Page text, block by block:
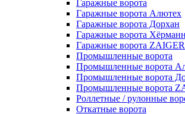
Гаражные ворота
Гаражные ворота Алютех
Гаражные ворота Дорхан
Гаражные ворота Хёрманн
Гаражные ворота ZAIGER
Промышленные ворота
Промышленные ворота
Промышленные ворота
Промышленные ворота
Роллетные / рулонные
Откатные ворота